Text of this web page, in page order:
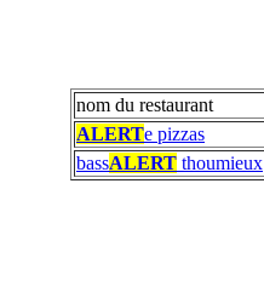
nom du restaurant
ALERTe pizzas
bassALERT thoumieux